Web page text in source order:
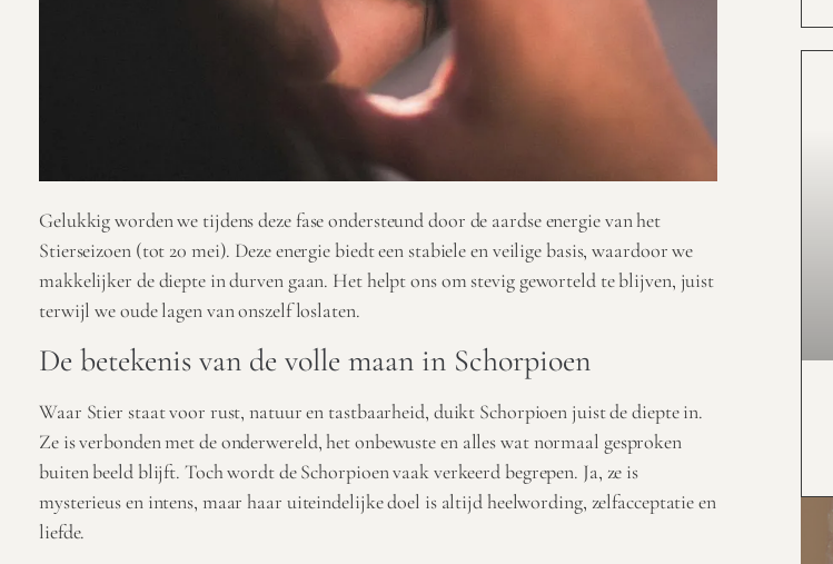
Gelukkig worden we tijdens deze fase ondersteund door de aardse energie van het
Stierseizoen (tot 20 mei). Deze energie biedt een stabiele en veilige basis, waardoor we
makkelijker de diepte in durven gaan. Het helpt ons om stevig geworteld te blijven, juist
terwijl we oude lagen van onszelf loslaten.
De betekenis van de volle maan in Schorpioen
Waar Stier staat voor rust, natuur en tastbaarheid, duikt Schorpioen juist de diepte in.
Ze is verbonden met de onderwereld, het onbewuste en alles wat normaal gesproken
buiten beeld blijft. Toch wordt de Schorpioen vaak verkeerd begrepen. Ja, ze is
mysterieus en intens, maar haar uiteindelijke doel is altijd heelwording, zelfacceptatie en
liefde.